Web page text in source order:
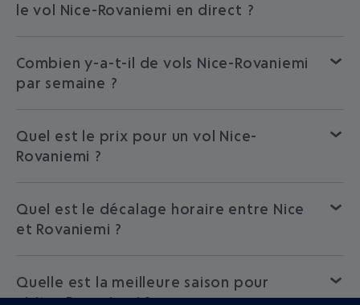
le vol Nice-Rovaniemi en direct ?
Combien y-a-t-il de vols Nice-Rovaniemi
par semaine ?
Quel est le prix pour un vol Nice-
Rovaniemi ?
Quel est le décalage horaire entre Nice
et Rovaniemi ?
Quelle est la meilleure saison pour